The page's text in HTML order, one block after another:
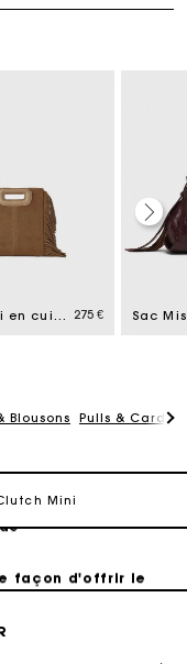
Sac M mini en cuir suède 275 €
Blousons Pulls &
Mini
façon d'offrir le
sans frais
2 jours ouvrés